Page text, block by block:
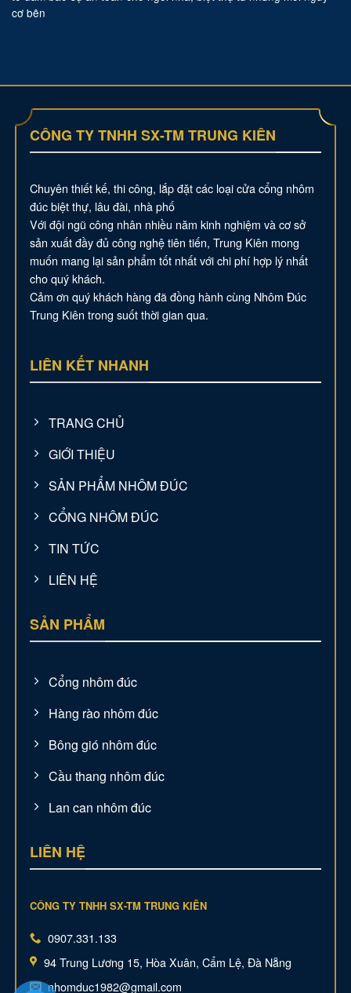
cơ bên
CÔNG TY TNHH SX-TM TRUNG KIÊN
Chuyên thiết kế, thi công, lắp đặt các loại cửa cổng nhôm
đúc biệt thự, lâu đài, nhà phố
Với đội ngũ công nhân nhiều năm kinh nghiệm và cơ sở
sản xuất đầy đủ công nghệ tiên tiến, Trung Kiên mong
muốn mang lại sản phẩm tốt nhất với chi phí hợp lý nhất
cho quý khách.
Cảm ơn quý khách hàng đã đồng hành cùng Nhôm Đúc
Trung Kiên trong suốt thời gian qua.
LIÊN KẾT NHANH
TRANG CHỦ
GIỚI THIỆU
SẢN PHẨM NHÔM ĐÚC
CỔNG NHÔM ĐÚC
TIN TỨC
LIÊN HỆ
SẢN PHẨM
Cổng nhôm đúc
Hàng rào nhôm đúc
Bông gió nhôm đúc
Cầu thang nhôm đúc
Lan can nhôm đúc
LIÊN HỆ
CÔNG TY TNHH SX-TM TRUNG KIÊN
0907.331.133
94 Trung Lương 15, Hòa Xuân, Cẩm Lệ, Đà Nẵng
nhomduc1982@gmail.com